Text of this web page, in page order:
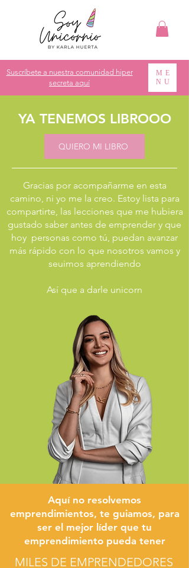
Suscríbete a nuestra comunidad hiper
secreta aquí
ME
NU
YA TENEMOS LIBROOO
QUIERO MI LIBRO
Gracias por acompañarme en esta
camino, ni yo me la creo. Estoy lista para
compartirte, las lecciones que me hubiera
gustado saber antes de emprender y que
hoy personas como tú, puedan avanzar
más rápido con lo que nosotros vamos y
seuimos aprendiendo
Así que a darle unicorn
Aquí no resolvemos
emprendimientos, te guiamos, para
ser el mejor líder que tu
emprendimiento pueda tener
MILES DE EMPRENDEDORES